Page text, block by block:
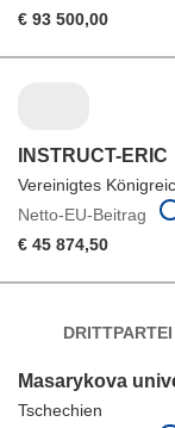
€ 93 500,00
INSTRUCT-ERIC
Vereinigtes
Netto-EU-Beitrag
€ 45 874,50
DRITTPARTEI
Masarykova
Tschechien